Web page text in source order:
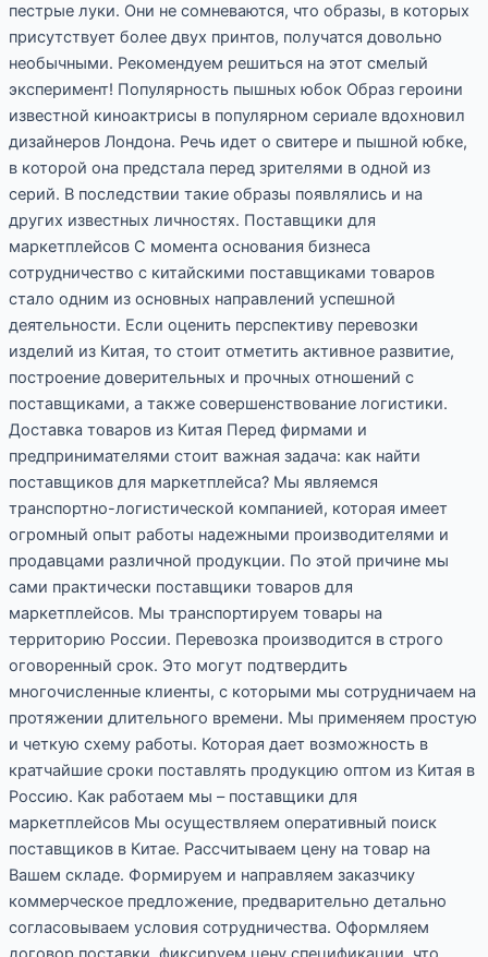
пестрые луки. Они не сомневаются, что образы, в которых
присутствует более двух принтов, получатся довольно
необычными. Рекомендуем решиться на этот смелый
эксперимент! Популярность пышных юбок Образ героини
известной киноактрисы в популярном сериале вдохновил
дизайнеров Лондона. Речь идет о свитере и пышной юбке,
в которой она предстала перед зрителями в одной из
серий. В последствии такие образы появлялись и на
других известных личностях. Поставщики для
маркетплейсов С момента основания бизнеса
сотрудничество с китайскими поставщиками товаров
стало одним из основных направлений успешной
деятельности. Если оценить перспективу перевозки
изделий из Китая, то стоит отметить активное развитие,
построение доверительных и прочных отношений с
поставщиками, а также совершенствование логистики.
Доставка товаров из Китая Перед фирмами и
предпринимателями стоит важная задача: как найти
поставщиков для маркетплейса? Мы являемся
транспортно-логистической компанией, которая имеет
огромный опыт работы надежными производителями и
продавцами различной продукции. По этой причине мы
сами практически поставщики товаров для
маркетплейсов. Мы транспортируем товары на
территорию России. Перевозка производится в строго
оговоренный срок. Это могут подтвердить
многочисленные клиенты, с которыми мы сотрудничаем на
протяжении длительного времени. Мы применяем простую
и четкую схему работы. Которая дает возможность в
кратчайшие сроки поставлять продукцию оптом из Китая в
Россию. Как работаем мы – поставщики для
маркетплейсов Мы осуществляем оперативный поиск
поставщиков в Китае. Рассчитываем цену на товар на
Вашем складе. Формируем и направляем заказчику
коммерческое предложение, предварительно детально
согласовываем условия сотрудничества. Оформляем